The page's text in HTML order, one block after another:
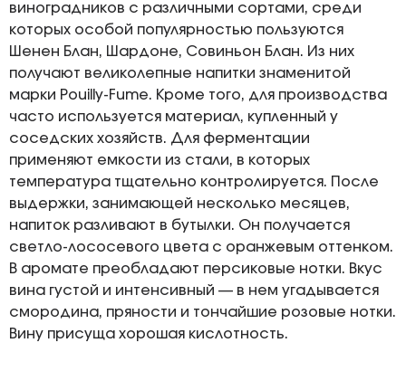
виноградников с различными сортами, среди
которых особой популярностью пользуются
Шенен Блан, Шардоне, Совиньон Блан. Из них
получают великолепные напитки знаменитой
марки Pouilly-Fume. Кроме того, для производства
часто используется материал, купленный у
соседских хозяйств. Для ферментации
применяют емкости из стали, в которых
температура тщательно контролируется. После
выдержки, занимающей несколько месяцев,
напиток разливают в бутылки. Он получается
светло-лососевого цвета с оранжевым оттенком.
В аромате преобладают персиковые нотки. Вкус
вина густой и интенсивный — в нем угадывается
смородина, пряности и тончайшие розовые нотки.
Вину присуща хорошая кислотность.